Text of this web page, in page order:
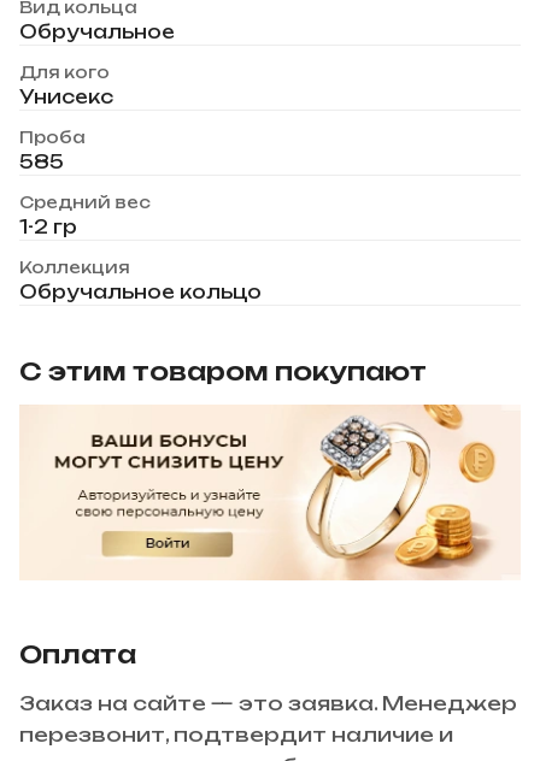
Вид кольца
Обручальное
Для кого
Унисекс
Проба
585
Средний вес
1-2 гр
Коллекция
Обручальное кольцо
С этим товаром покупают
Оплата
Заказ на сайте — это заявка. Менеджер
перезвонит, подтвердит наличие и